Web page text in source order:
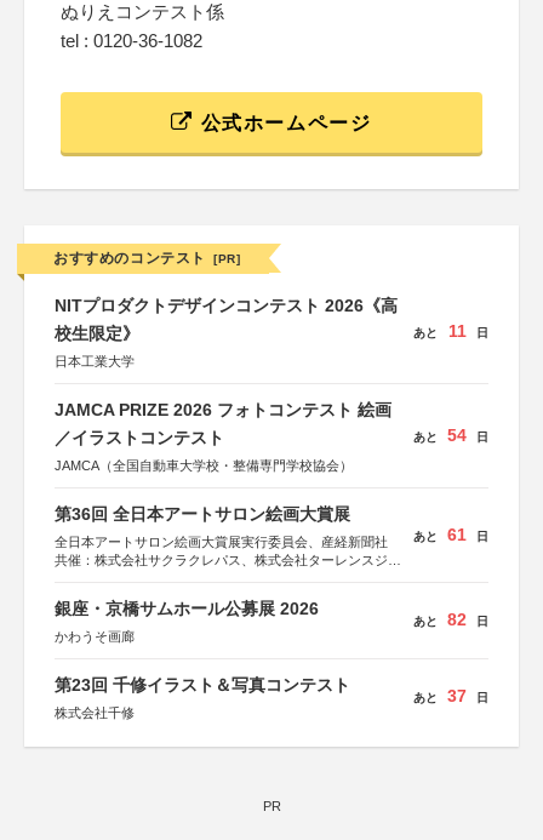
ぬりえコンテスト係
tel : 0120-36-1082
公式ホームページ
おすすめのコンテスト [PR]
NITプロダクトデザインコンテスト 2026《高
校生限定》
日本工業大学
あと 11 日
JAMCA PRIZE 2026 フォトコンテスト 絵画
／イラストコンテスト
JAMCA（全国自動車大学校・整備専門学校協会）
あと 54 日
第36回 全日本アートサロン絵画大賞展
全日本アートサロン絵画大賞展実行委員会、産経新聞社
共催：株式会社サクラクレパス、株式会社ターレンスジャ
あと 61 日
銀座・京橋サムホール公募展 2026
かわうそ画廊
あと 82 日
第23回 千修イラスト＆写真コンテスト
株式会社千修
あと 37 日
PR